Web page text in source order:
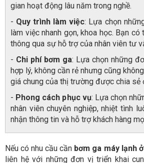
gian hoạt động lâu năm trong nghề.
- Quy trình làm việc: Lựa chọn
làm việc nhanh gọn, khoa học. Bạn có
thông qua sự hỗ trợ của nhân viên tư
- Chi phí bơm ga: Lựa chọn những
hợp lý, không cần rẻ nhưng cũng
giá chung của thị trường được chia sẻ
- Phong cách phục vụ: Lựa chọn
nhân viên chuyên nghiệp, nhiệt tình
nhận thông tin và hỗ trợ khách hàng
Nếu có nhu cầu cần bơm ga máy lạnh
liên hệ với những đơn vị triển khai